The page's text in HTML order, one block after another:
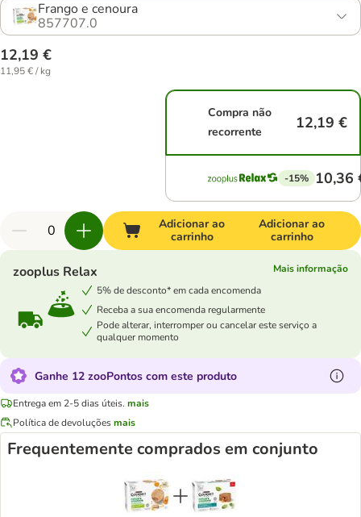
Frango e cenoura
857707.0
12,19 €
11,95 € / kg
Compra não
recorrente
12,19 €
-15% 10,36
Adicionar ao
carrinho
Adicionar ao
carrinho
zooplus Relax
Mais informação
5% de desconto* em cada encomenda
Receba a sua encomenda regularmente
Pode alterar, interromper ou cancelar este serviço a
qualquer momento
Ganhe 12 zooPontos com este produto
Entrega em 2-5 dias úteis. mais
Política de devoluçõesmais
Frequentemente comprados em conjunto